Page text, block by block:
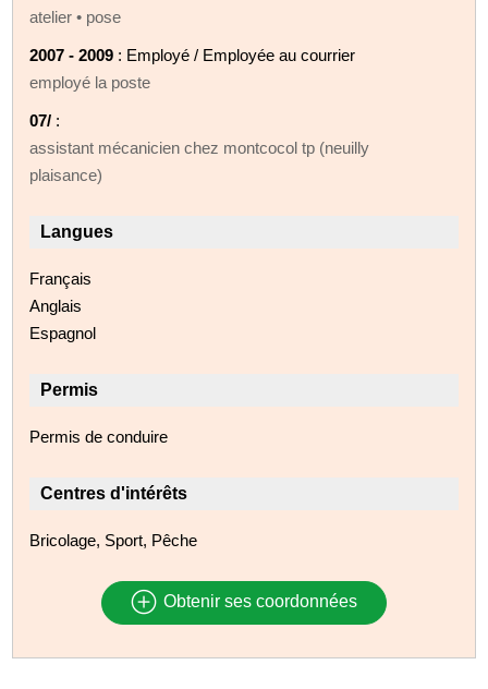
atelier • pose
2007 - 2009 : Employé / Employée au courrier
employé la poste
07/ :
assistant mécanicien chez montcocol tp (neuilly
plaisance)
Langues
Français
Anglais
Espagnol
Permis
Permis de conduire
Centres d'intérêts
Bricolage, Sport, Pêche
Obtenir ses coordonnées